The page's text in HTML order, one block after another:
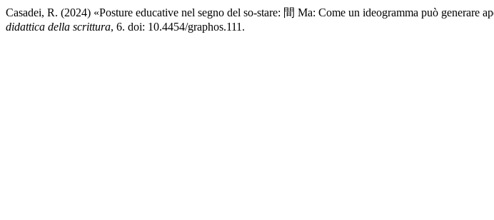
Casadei, R. (2024) «Posture educative nel segno del so-stare: 間 Ma: Come un ideogramma può generare
didattica della scrittura, 6. doi: 10.4454/graphos.111.